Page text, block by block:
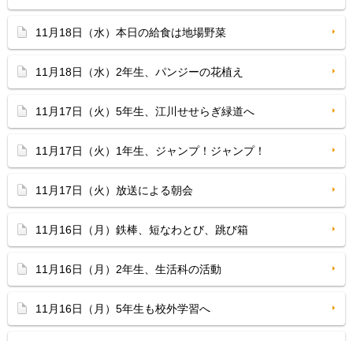
11月18日（水）本日の給食は地場野菜
11月18日（水）2年生、パンジーの花植え
11月17日（火）5年生、江川せせらぎ緑道へ
11月17日（火）1年生、ジャンプ！ジャンプ！
11月17日（火）放送による朝会
11月16日（月）鉄棒、短なわとび、跳び箱
11月16日（月）2年生、生活科の活動
11月16日（月）5年生も校外学習へ